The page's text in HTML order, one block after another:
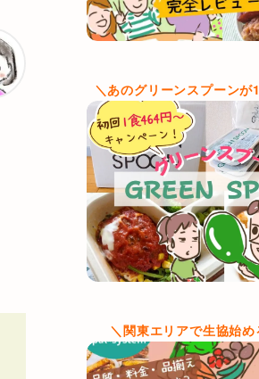
＼あのグリーンスプーンが
＼関東エリアで生協始